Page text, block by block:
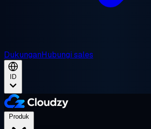
DukunganHubungi sales
ID